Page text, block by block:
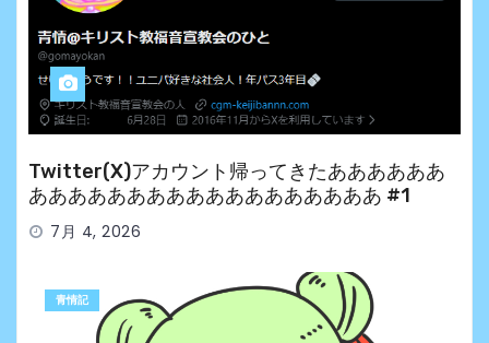
Twitter(X)アカウント帰ってきたああああああ
ああああああああああああああああああ #1
7月 4, 2026
青情記